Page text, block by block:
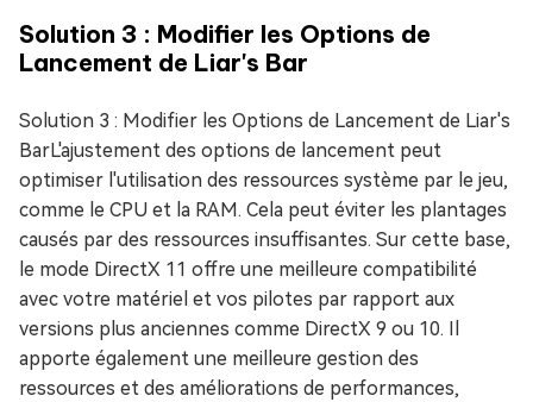
Solution 3 : Modifier les Options de
Lancement de Liar's Bar
Solution 3 : Modifier les Options de Lancement de Liar's
BarL'ajustement des options de lancement peut
optimiser l'utilisation des ressources système par le jeu,
comme le CPU et la RAM. Cela peut éviter les plantages
causés par des ressources insuffisantes. Sur cette base,
le mode DirectX 11 offre une meilleure compatibilité
avec votre matériel et vos pilotes par rapport aux
versions plus anciennes comme DirectX 9 ou 10. Il
apporte également une meilleure gestion des
ressources et des améliorations de performances,